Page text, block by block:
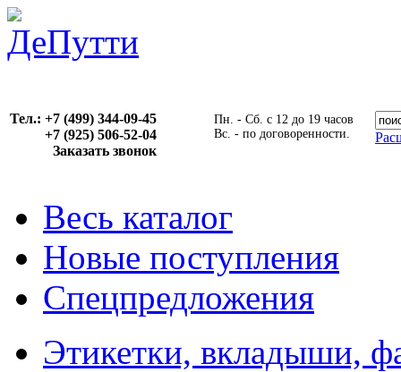
Тел.: +7 (499) 344-09-45
(925) 506-52-04
Заказать звонок
Пн. - Сб. с 12 до 19 часов
Вс. - по договоренности.
Весь каталог
Новые поступления
Спецпредложения
Этикетки, вкладыши,